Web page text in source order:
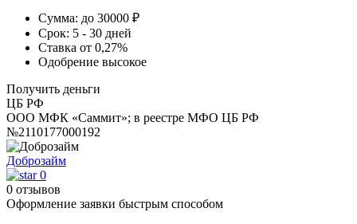
Сумма: до 30000 ₽
Срок: 5 - 30 дней
Ставка от 0,27%
Одобрение высокое
Получить деньги
ЦБ РФ
ООО МФК «Саммит»; в реестре МФО ЦБ РФ
№2110177000192
Доброзайм
0
0 отзывов
Оформление заявки быстрым способом